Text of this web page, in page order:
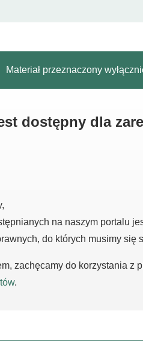
Materiał przeznaczony
dostępny dla
na naszym portalu
do których musimy się
zachęcamy do korzystania z
.